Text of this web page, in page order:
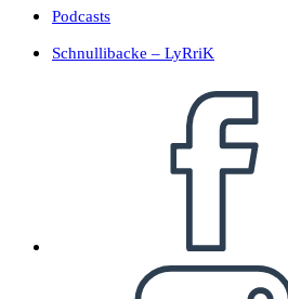
Podcasts
Schnullibacke – LyRriK